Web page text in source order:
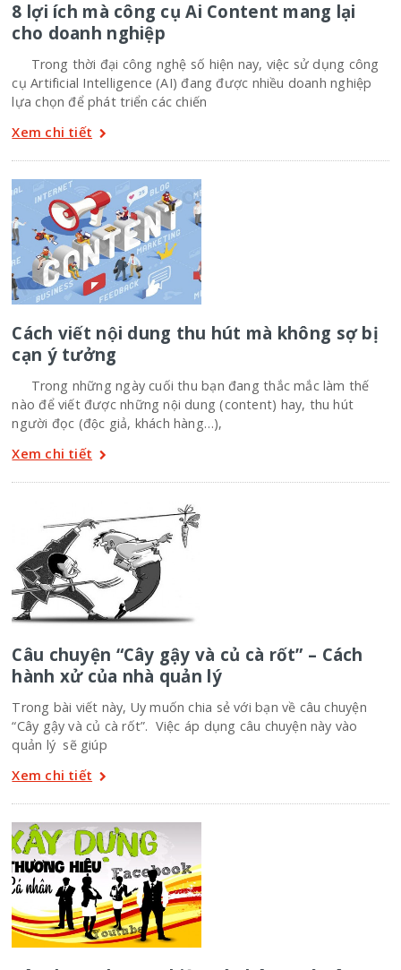
8 lợi ích mà công cụ Ai Content mang lại
cho doanh nghiệp
Trong thời đại công nghệ số hiện nay, việc sử dụng công
cụ Artificial Intelligence (AI) đang được nhiều doanh nghiệp
lựa chọn để phát triển các chiến
Xem chi tiết
Cách viết nội dung thu hút mà không sợ bị
cạn ý tưởng
Trong những ngày cuối thu bạn đang thắc mắc làm thế
nào để viết được những nội dung (content) hay, thu hút
người đọc (độc giả, khách hàng…),
Xem chi tiết
Câu chuyện “Cây gậy và củ cà rốt” – Cách
hành xử của nhà quản lý
Trong bài viết này, Uy muốn chia sẻ với bạn về câu chuyện
“Cây gậy và củ cà rốt”. Việc áp dụng câu chuyện này vào
quản lý sẽ giúp
Xem chi tiết